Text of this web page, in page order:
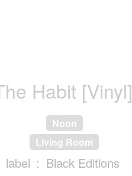
Habit [Vinyl]
Noon
Living Room
label
Black Editions